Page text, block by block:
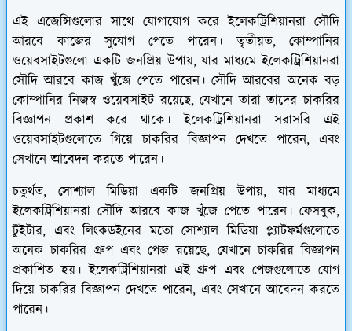
এই এজেন্সিগুলোর সাথে যোগাযোগ করে ইলেকট্রিশিয়ানরা সৌদি
আরবে কাজের সুযোগ পেতে পারেন। তৃতীয়ত, কোম্পানির
ওয়েবসাইটগুলো একটি জনপ্রিয় উপায়, যার মাধ্যমে ইলেকট্রিশিয়ানরা
সৌদি আরবে কাজ খুঁজে পেতে পারেন। সৌদি আরবের অনেক বড়
কোম্পানির নিজস্ব ওয়েবসাইট রয়েছে, যেখানে তারা তাদের চাকরির
বিজ্ঞাপন প্রকাশ করে থাকে। ইলেকট্রিশিয়ানরা সরাসরি এই
ওয়েবসাইটগুলোতে গিয়ে চাকরির বিজ্ঞাপন দেখতে পারেন, এবং
সেখানে আবেদন করতে পারেন।
চতুর্থত, সোশ্যাল মিডিয়া একটি জনপ্রিয় উপায়, যার মাধ্যমে
ইলেকট্রিশিয়ানরা সৌদি আরবে কাজ খুঁজে পেতে পারেন। ফেসবুক,
টুইটার, এবং লিংকডইনের মতো সোশ্যাল মিডিয়া প্ল্যাটফর্মগুলোতে
অনেক চাকরির গ্রুপ এবং পেজ রয়েছে, যেখানে চাকরির বিজ্ঞাপন
প্রকাশিত হয়। ইলেকট্রিশিয়ানরা এই গ্রুপ এবং পেজগুলোতে যোগ
দিয়ে চাকরির বিজ্ঞাপন দেখতে পারেন, এবং সেখানে আবেদন করতে
পারেন।